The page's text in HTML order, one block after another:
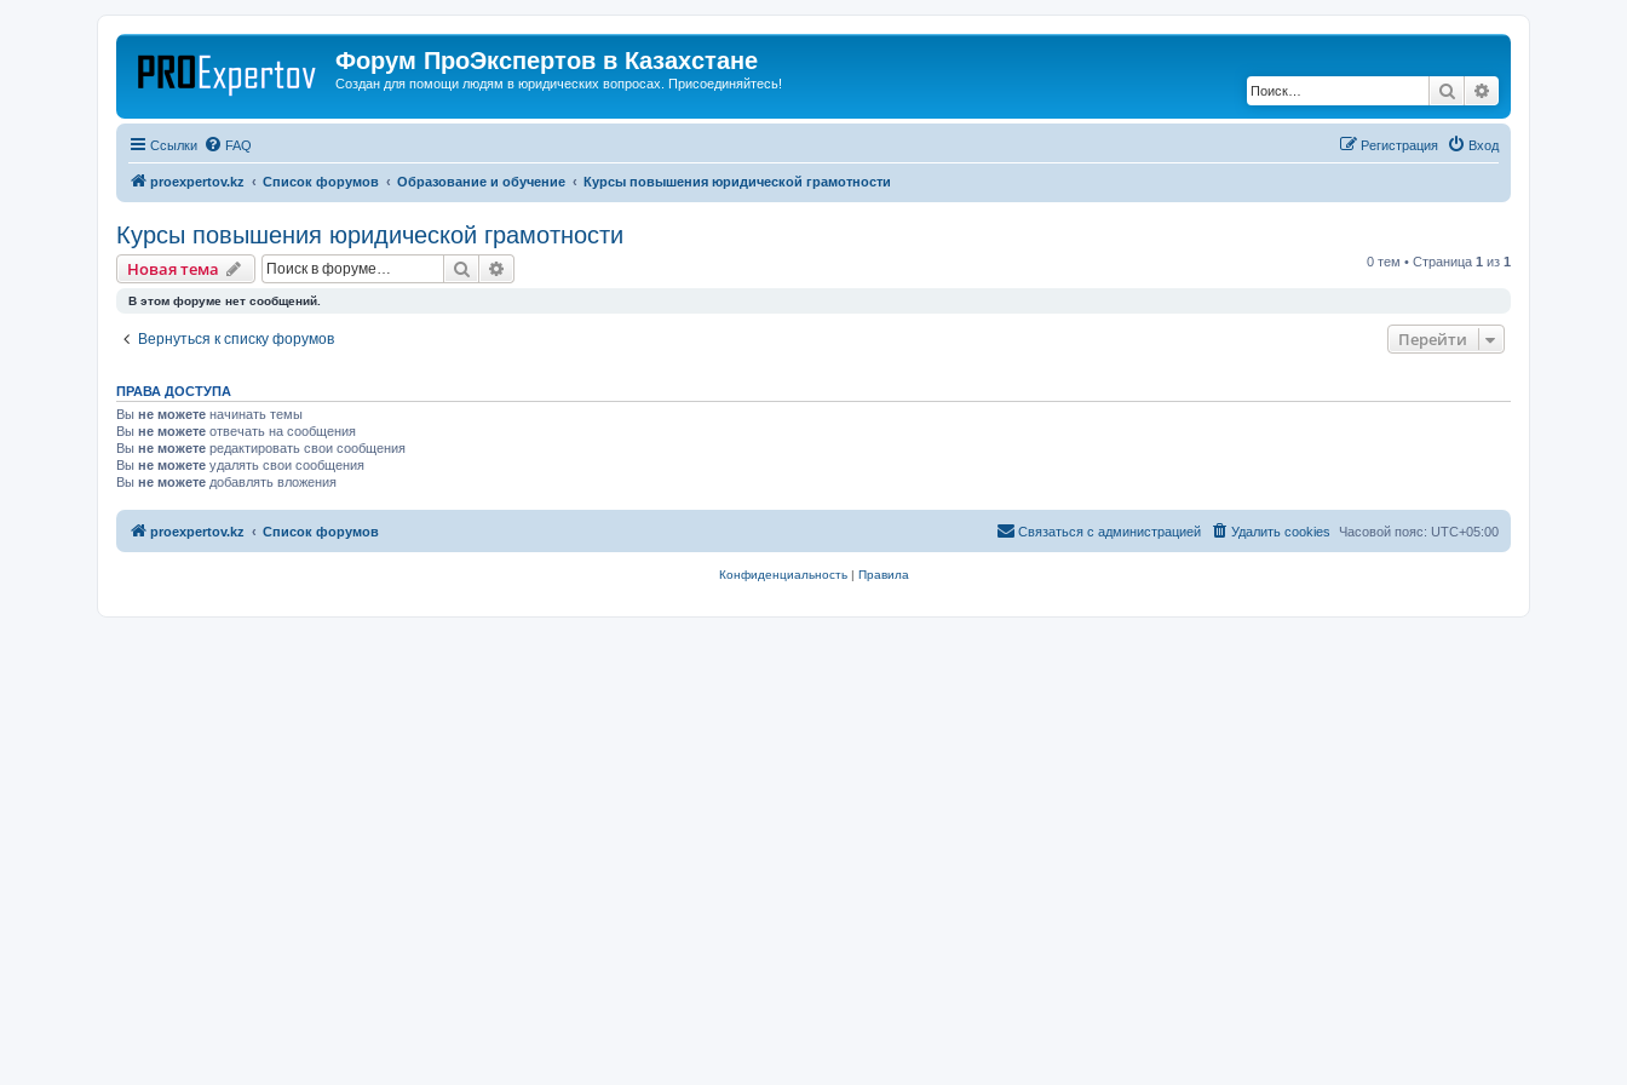
Форум ПроЭкспертов в Казахстане
Создан для помощи людям в юридических вопросах. Присоединяйтесь! Поиск
Ссылки FAQ Вход
Регистрация
proexpertov.kz Список форумов Образование и обучение Курсы повышения юридической грамотности
Курсы повышения юридической грамотности
Новая тема Поиск 0 тем • Страница 1 из 1
В этом форуме нет сообщений.
Вернуться к списку форумов Перейти
ПРАВА ДОСТУПА
Вы не можете начинать темы
Вы не можете отвечать на сообщения
Вы не можете редактировать свои сообщения
Вы не можете удалять свои сообщения
Вы не можете добавлять вложения
proexpertov.kz Список форумов Часовой пояс: UTC+05:00
Удалить cookies
Связаться с администрацией
Конфиденциальность| Правила